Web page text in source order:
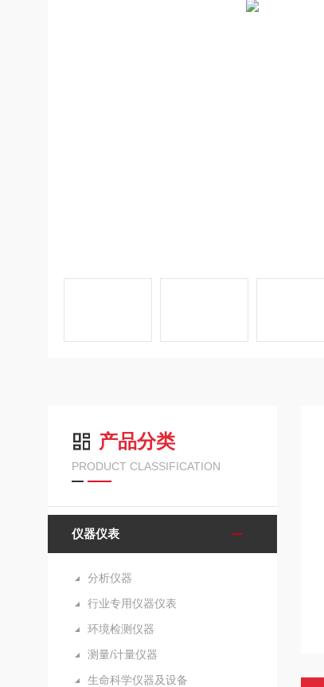
产品分类
PRODUCT CLASSIFICATION
仪器仪表
分析仪器
行业专用仪器仪表
环境检测仪器
测量/计量仪器
生命科学仪器及设备